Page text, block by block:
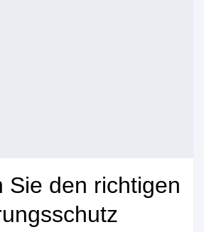
Sie den richtigen